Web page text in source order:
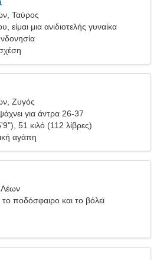
Ταύρος
είμαι μια ανιδιοτελής γυναίκα
Ζυγός
για άντρα 26-37
51 κιλό (112 λίβρες)
αγάπη
ποδόσφαιρο και το βόλεϊ